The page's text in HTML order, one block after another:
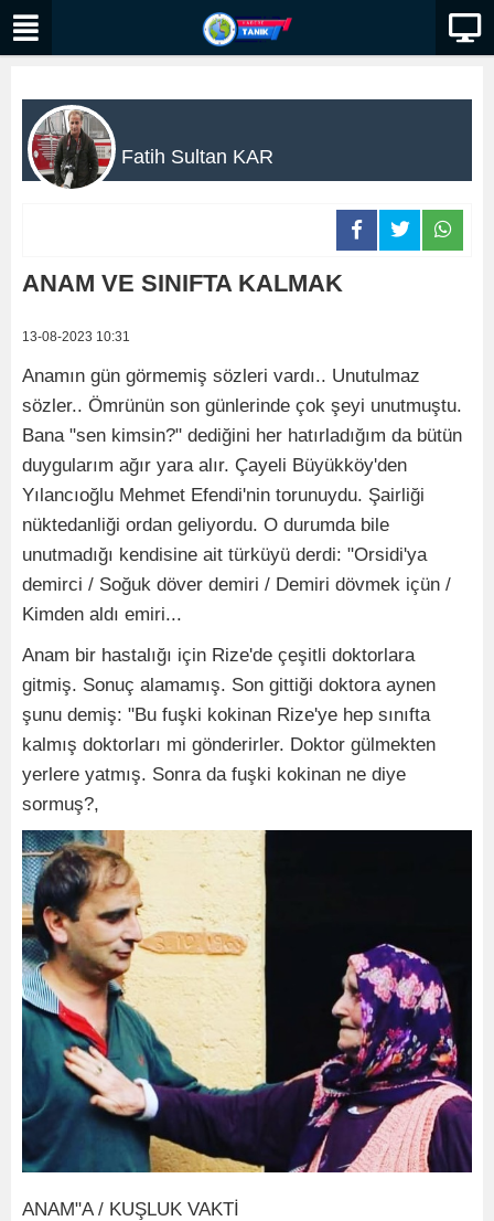
Fatih Sultan KAR
ANAM VE SINIFTA KALMAK
13-08-2023 10:31
Anamın gün görmemiş sözleri vardı.. Unutulmaz
sözler.. Ömrünün son günlerinde çok şeyi unutmuştu.
Bana "sen kimsin?" dediğini her hatırladığım da bütün
duygularım ağır yara alır. Çayeli Büyükköy'den
Yılancıoğlu Mehmet Efendi'nin torunuydu. Şairliği
nüktedanliği ordan geliyordu. O durumda bile
unutmadığı kendisine ait türküyü derdi: "Orsidi'ya
demirci / Soğuk döver demiri / Demiri dövmek içün /
Kimden aldı emiri...
Anam bir hastalığı için Rize'de çeşitli doktorlara
gitmiş. Sonuç alamamış. Son gittiği doktora aynen
şunu demiş: "Bu fuşki kokinan Rize'ye hep sınıfta
kalmış doktorları mi gönderirler. Doktor gülmekten
yerlere yatmış. Sonra da fuşki kokinan ne diye
sormuş?,
ANAM"A / KUŞLUK VAKTİ